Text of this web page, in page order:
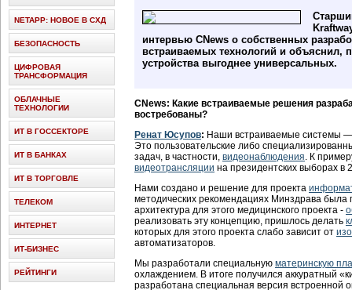
интервью CNews о собственных
встраиваемых технологий и объяснил,
устройства выгоднее универсальных.
CNews: Какие встраиваемые решения
востребованы?
Ренат Юсупов: Наши встраиваемые системы —
Это пользовательские либо
задач, в частности, видеонаблюдения. К
видеотрансляции на президентских выборах в
Нами создано и решение для проекта
методических рекомендациях Минздрава
архитектура для этого медицинского проекта -
реализовать эту концепцию, пришлось делать
которых для этого проекта слабо зависит от
автоматизаторов.
Мы разработали специальную материнскую
охлаждением. В итоге получился аккуратный
разработана специальная версия встроенной
NETAPP: НОВОЕ В СХД
БЕЗОПАСНОСТЬ
ЦИФРОВАЯ
ТРАНСФОРМАЦИЯ
ОБЛАЧНЫЕ
ТЕХНОЛОГИИ
ИТ В ГОССЕКТОРЕ
ИТ В БАНКАХ
ИТ В ТОРГОВЛЕ
ТЕЛЕКОМ
ИНТЕРНЕТ
ИТ-БИЗНЕС
РЕЙТИНГИ